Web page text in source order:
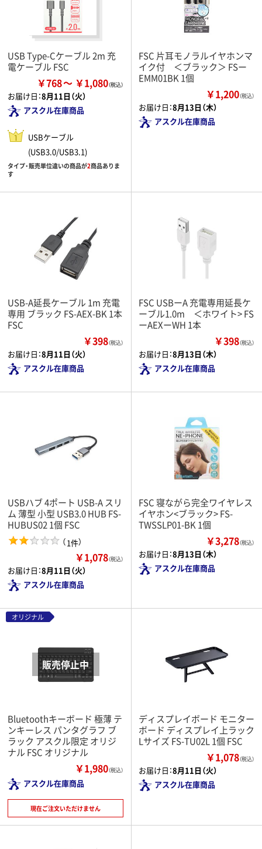
USB Type-Cケーブル 2m 充
電ケーブル FSC
￥768 ￥1,080
お届け日：8月11日（火）
アスクル在庫商品
USBケーブル
(USB3.0/USB3.1)
タイプ・販売単位違いの商品が2商品ありま
す
FSC 片耳モノラルイヤホンマ
イク付 ＜ブラック＞ FSー
EMM01BK 1個
￥1,200（税込）
お届け日：8月13日（木）
アスクル在庫商品
USB-A延長ケーブル 1m 充電
専用 ブラック FS-AEX-BK 1本
FSC
￥398（税込）
お届け日：8月11日（火）
アスクル在庫商品
FSC USBーA 充電専用延長ケ
ーブル1.0m ＜ホワイト> FS
ーAEXーWH 1本
￥398（税込）
お届け日：8月13日（木）
アスクル在庫商品
USBハブ 4ポート USB-A スリ
ム 薄型 小型 USB3.0 HUB FS-
HUBUS02 1個 FSC
（1件）
￥1,078（税込）
お届け日：8月11日（火）
アスクル在庫商品
FSC 寝ながら完全ワイヤレス
イヤホン<ブラック> FS-
TWSSLP01-BK 1個
￥3,278（税込）
お届け日：8月13日（木）
アスクル在庫商品
オリジナル
Bluetoothキーボード 極薄 テ
ンキーレス パンタグラフ ブ
ラック アスクル限定 オリジ
ナル FSC オリジナル
￥1,980（税込）
アスクル在庫商品
現在ご注文いただけません
ディスプレイボード モニター
ボード ディスプレイ上ラック
Lサイズ FS-TU02L 1個 FSC
￥1,078（税込）
お届け日：8月11日（火）
アスクル在庫商品